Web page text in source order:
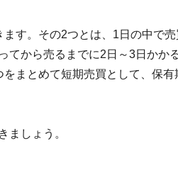
す。その2つとは、1日の中で
てから売るまでに2日～3日かか
まとめて短期売買として、保
ましょう。